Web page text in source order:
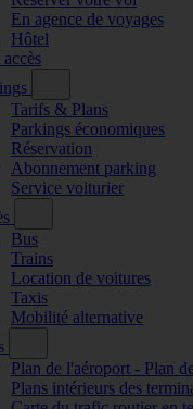
En agence de voyages
Hôtel
Tarifs & Plans
Parkings économiques
Réservation
Abonnement parking
Service voiturier
Bus
Trains
Location de voitures
Taxis
Mobilité alternative
Plan de l'aéroport - Plan
Plans intérieurs des